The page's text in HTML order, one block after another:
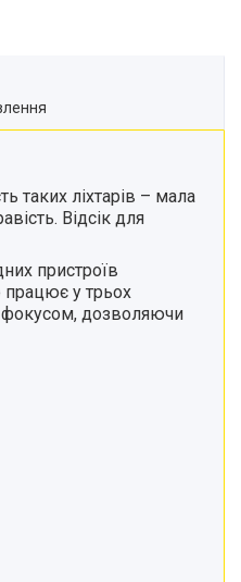
таких ліхтарів – мала
Відсік для
пристроїв
працює у трьох
фокусом, дозволяючи